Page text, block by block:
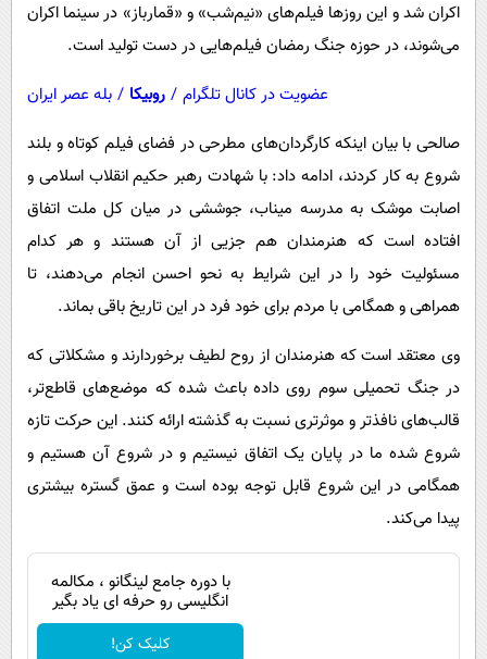
اکران شد و این روزها فیلم‌های «نیم‌شب» و «قمارباز» در سینما اکران
می‌شوند، در حوزه جنگ رمضان فیلم‌هایی در دست تولید است.
عضویت در کانال تلگرام / روبیکا / بله عصر ایران
صالحی با بیان اینکه کارگردان‌های مطرحی در فضای فیلم کوتاه و بلند
شروع به کار کردند، ادامه داد: با شهادت رهبر حکیم انقلاب اسلامی و
اصابت موشک به مدرسه میناب، جوششی در میان کل ملت اتفاق
افتاده است که هنرمندان هم جزیی از آن هستند و هر کدام
مسئولیت خود را در این شرایط به نحو احسن انجام می‌دهند، تا
همراهی و همگامی با مردم برای خود فرد در این تاریخ باقی بماند.
وی معتقد است که هنرمندان از روح لطیف برخوردارند و مشکلاتی که
در جنگ تحمیلی سوم روی داده باعث شده که موضع‌های قاطع‌تر،
قالب‌های نافذتر و موثرتری نسبت به گذشته ارائه کنند. این حرکت تازه
شروع شده ما در پایان یک اتفاق نیستیم و در شروع آن هستیم و
همگامی در این شروع قابل توجه بوده است و عمق گستره بیشتری
پیدا می‌کند.
با دوره جامع لینگانو ، مکالمه
انگلیسی رو حرفه ای یاد بگیر
کلیک کن!